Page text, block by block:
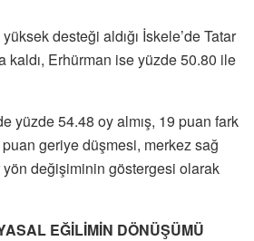
desteği aldığı İskele’de Tatar
kaldı, Erhürman ise yüzde 50.80 ile
yüzde 54.48 oy almış, 19 puan fark
puan geriye düşmesi, merkez sağ
değişiminin göstergesi olarak
EĞİLİMİN DÖNÜŞÜMÜ